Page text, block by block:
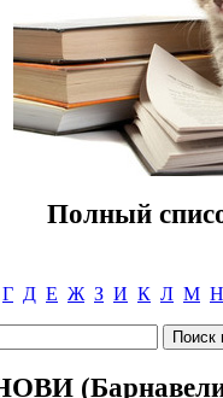
Полный
Г Д Е Ж З И К Л М Н